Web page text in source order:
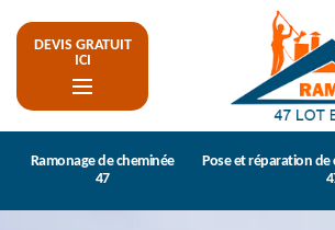
DEVIS GRATUIT
ICI
Ramonage de cheminée
47
Pose et réparation de